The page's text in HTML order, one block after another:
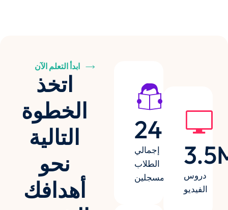
ابدأ التعلم الآن
اتخذ
الخطوة
التالية
نحو
أهدافك
24 k+
إجمالي
الطلاب
المسجلين
3.5
دروس
الفيديو